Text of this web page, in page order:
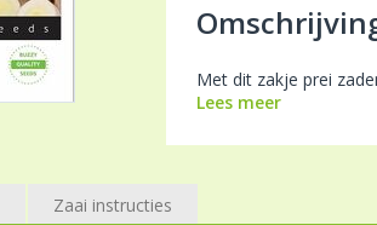
Met dit zakje prei
Lees meer
Zaai instructies